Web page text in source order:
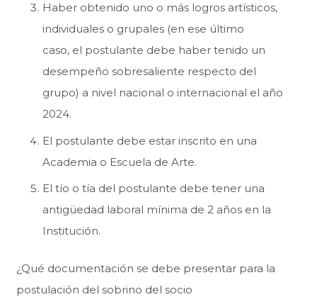
Haber obtenido uno o más logros artísticos,
individuales o grupales (en ese último
caso, el postulante debe haber tenido un
desempeño sobresaliente respecto del
grupo) a nivel nacional o internacional el año
2024.
El postulante debe estar inscrito en una
Academia o Escuela de Arte.
El tío o tía del postulante debe tener una
antigüedad laboral mínima de 2 años en la
Institución.
¿Qué documentación se debe presentar para la
postulación del sobrino del socio